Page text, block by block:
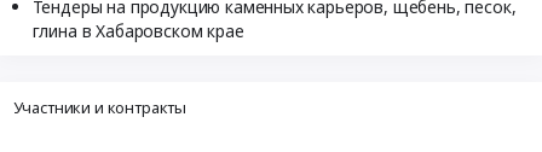
Тендеры на продукцию каменных карьеров, щебень, песок,
глина в Хабаровском крае
Участники и контракты